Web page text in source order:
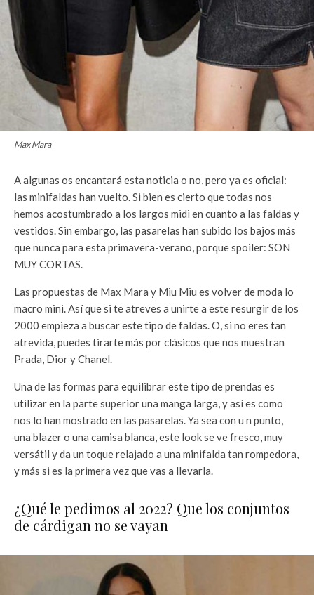
Max Mara
A algunas os encantará esta noticia o no, pero ya es oficial:
las minifaldas han vuelto. Si bien es cierto que todas nos
hemos acostumbrado a los largos midi en cuanto a las faldas y
vestidos. Sin embargo, las pasarelas han subido los bajos más
que nunca para esta primavera-verano, porque spoiler: SON
MUY CORTAS.
Las propuestas de Max Mara y Miu Miu es volver de moda lo
macro mini. Así que si te atreves a unirte a este resurgir de los
2000 empieza a buscar este tipo de faldas. O, si no eres tan
atrevida, puedes tirarte más por clásicos que nos muestran
Prada, Dior y Chanel.
Una de las formas para equilibrar este tipo de prendas es
utilizar en la parte superior una manga larga, y así es como
nos lo han mostrado en las pasarelas. Ya sea con u n punto,
una blazer o una camisa blanca, este look se ve fresco, muy
versátil y da un toque relajado a una minifalda tan rompedora,
y más si es la primera vez que vas a llevarla.
¿Qué le pedimos al 2022? Que los conjuntos
de cárdigan no se vayan